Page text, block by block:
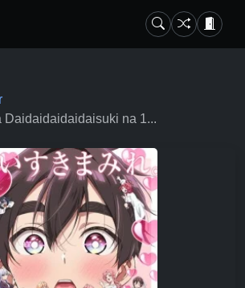
Daidaidaidaidaisuki na 1...